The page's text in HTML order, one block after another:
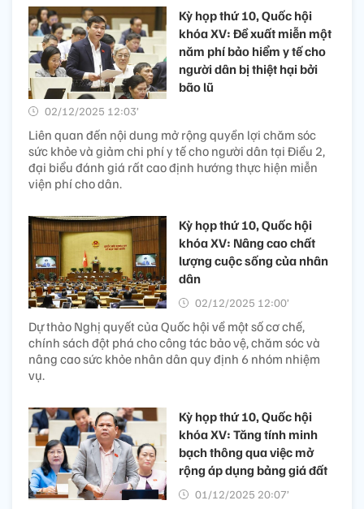
Kỳ họp thứ 10, Quốc hội
khóa XV: Đề xuất miễn một
năm phí bảo hiểm y tế cho
người dân bị thiệt hại bởi
bão lũ
02/12/2025 12:03’
Liên quan đến nội dung mở rộng quyền lợi chăm sóc
sức khỏe và giảm chi phí y tế cho người dân tại Điều 2,
đại biểu đánh giá rất cao định hướng thực hiện miễn
viện phí cho dân.
Kỳ họp thứ 10, Quốc hội
khóa XV: Nâng cao chất
lượng cuộc sống của nhân
dân
02/12/2025 12:00’
Dự thảo Nghị quyết của Quốc hội về một số cơ chế,
chính sách đột phá cho công tác bảo vệ, chăm sóc và
nâng cao sức khỏe nhân dân quy định 6 nhóm nhiệm
vụ.
Kỳ họp thứ 10, Quốc hội
khóa XV: Tăng tính minh
bạch thông qua việc mở
rộng áp dụng bảng giá đất
01/12/2025 20:07’